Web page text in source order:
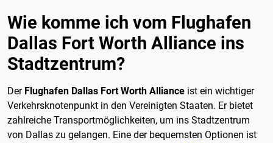
Wie komme ich vom Flughafen
Dallas Fort Worth Alliance ins
Stadtzentrum?
Der Flughafen Dallas Fort Worth Alliance ist ein wichtiger
Verkehrsknotenpunkt in den Vereinigten Staaten. Er bietet
zahlreiche Transportmöglichkeiten, um ins Stadtzentrum
von Dallas zu gelangen. Eine der bequemsten Optionen ist